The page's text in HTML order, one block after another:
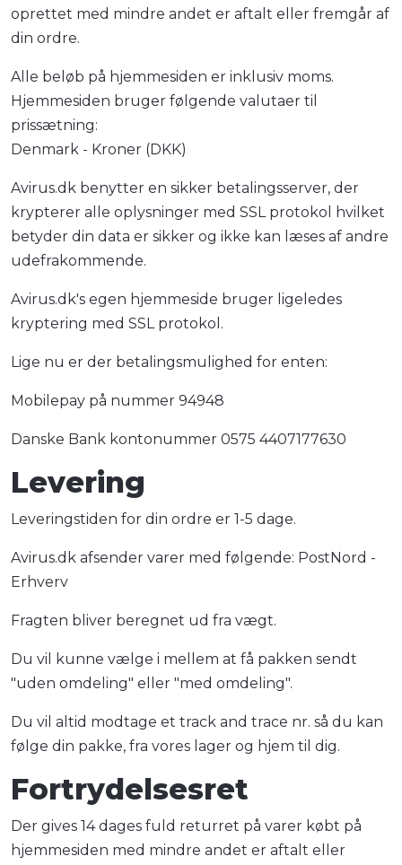
oprettet med mindre andet er aftalt eller fremgår af
din ordre.
Alle beløb på hjemmesiden er inklusiv moms.
Hjemmesiden bruger følgende valutaer til
prissætning:
Denmark - Kroner (DKK)
Avirus.dk benytter en sikker betalingsserver, der
krypterer alle oplysninger med SSL protokol hvilket
betyder din data er sikker og ikke kan læses af andre
udefrakommende.
Avirus.dk's egen hjemmeside bruger ligeledes
kryptering med SSL protokol.
Lige nu er der betalingsmulighed for enten:
Mobilepay på nummer 94948
Danske Bank kontonummer 0575 4407177630
Levering
Leveringstiden for din ordre er 1-5 dage.
Avirus.dk afsender varer med følgende: PostNord -
Erhverv
Fragten bliver beregnet ud fra vægt.
Du vil kunne vælge i mellem at få pakken sendt
"uden omdeling" eller "med omdeling".
Du vil altid modtage et track and trace nr. så du kan
følge din pakke, fra vores lager og hjem til dig.
Fortrydelsesret
Der gives 14 dages fuld returret på varer købt på
hjemmesiden med mindre andet er aftalt eller